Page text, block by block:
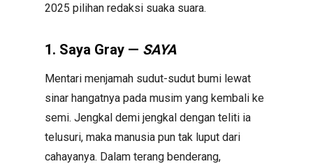
2025 pilihan redaksi suaka suara.
1. Saya Gray — SAYA
Mentari menjamah sudut-sudut bumi lewat
sinar hangatnya pada musim yang kembali ke
semi. Jengkal demi jengkal dengan teliti ia
telusuri, maka manusia pun tak luput dari
cahayanya. Dalam terang benderang,